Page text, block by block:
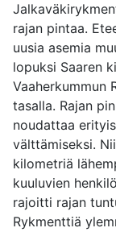
rajan pintaa.
uusia asemia
lopuksi Saaren
Vaaherkummun
tasalla. Rajan
noudattaa
välttämiseksi.
kilometriä
kuuluvien
rajoitti rajan
Rykmenttiä